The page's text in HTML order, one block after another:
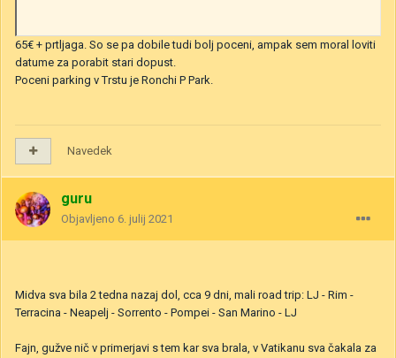
65€ + prtljaga. So se pa dobile tudi bolj poceni, ampak sem moral loviti
datume za porabit stari dopust.
Poceni parking v Trstu je Ronchi P Park.
Navedek
guru
Objavljeno 6. julij 2021
Midva sva bila 2 tedna nazaj dol, cca 9 dni, mali road trip: LJ - Rim -
Terracina - Neapelj - Sorrento - Pompei - San Marino - LJ
Fajn, gužve nič v primerjavi s tem kar sva brala, v Vatikanu sva čakala za